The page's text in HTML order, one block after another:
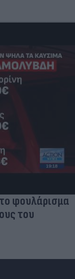
φουλάρισμα
του